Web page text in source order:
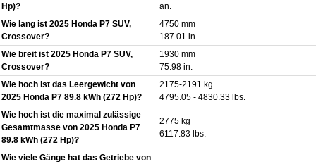
Hp)?
an.
Wie lang ist 2025 Honda P7 SUV,
Crossover?
4750 mm
187.01 in.
Wie breit ist 2025 Honda P7 SUV,
Crossover?
1930 mm
75.98 in.
Wie hoch ist das Leergewicht von
2025 Honda P7 89.8 kWh (272 Hp)?
2175-2191 kg
4795.05 - 4830.33 lbs.
Wie hoch ist die maximal zulässige
Gesamtmasse von 2025 Honda P7
89.8 kWh (272 Hp)?
2775 kg
6117.83 lbs.
Wie viele Gänge hat das Getriebe von